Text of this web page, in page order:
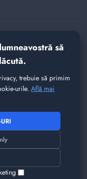
să
trebuie să primim
urile. Află mai
@ 2.40GHz